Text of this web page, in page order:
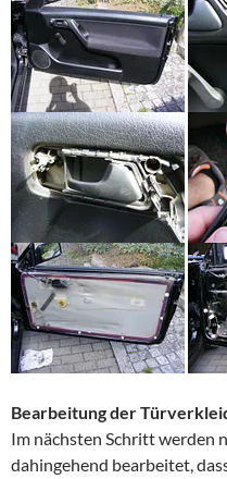
Bearbeitung der
Im nächsten Schritt werden
dahingehend bearbeitet,